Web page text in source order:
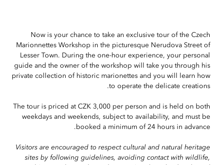
Now is your chance to take an exclusive tour of the Czech
Marionnettes Workshop in the picturesque Nerudova Street of
Lesser Town. During the one-hour experience, your personal
guide and the owner of the workshop will take you through his
private collection of historic marionettes and you will learn how
to operate the delicate creations.
The tour is priced at CZK 3,000 per person and is held on both
weekdays and weekends, subject to availability, and must be
booked a minimum of 24 hours in advance.
Visitors are encouraged to respect cultural and natural heritage
sites by following guidelines, avoiding contact with wildlife,